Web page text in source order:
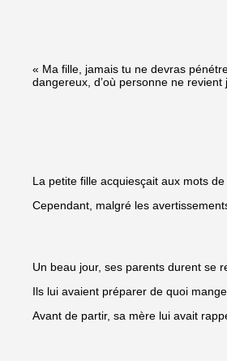
« Ma fille, jamais tu ne devras
dangereux, d’où personne ne revient
La petite fille acquiesçait aux mots
Cependant, malgré les
Un beau jour, ses parents durent se
Ils lui avaient préparer de quoi
Avant de partir, sa mère lui avait